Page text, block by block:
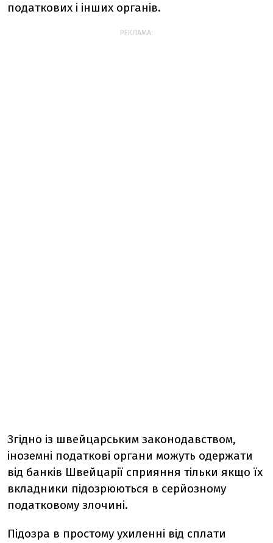
податкових і інших органів.
РЕКЛАМА:
Згідно із швейцарським законодавством,
іноземні податкові органи можуть одержати
від банків Швейцарії сприяння тільки якщо їх
вкладники підозрюються в серйозному
податковому злочині.
Підозра в простому ухиленні від сплати